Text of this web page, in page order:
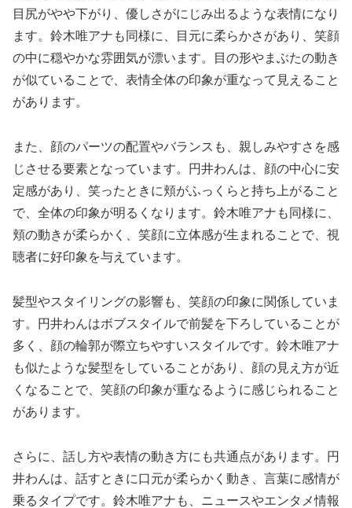
目尻がやや下がり、優しさがにじみ出るような表情になり
ます。鈴木唯アナも同様に、目元に柔らかさがあり、笑顔
の中に穏やかな雰囲気が漂います。目の形やまぶたの動き
が似ていることで、表情全体の印象が重なって見えること
があります。
また、顔のパーツの配置やバランスも、親しみやすさを感
じさせる要素となっています。円井わんは、顔の中心に安
定感があり、笑ったときに頬がふっくらと持ち上がること
で、全体の印象が明るくなります。鈴木唯アナも同様に、
頬の動きが柔らかく、笑顔に立体感が生まれることで、視
聴者に好印象を与えています。
髪型やスタイリングの影響も、笑顔の印象に関係していま
す。円井わんはボブスタイルで前髪を下ろしていることが
多く、顔の輪郭が際立ちやすいスタイルです。鈴木唯アナ
も似たような髪型をしていることがあり、顔の見え方が近
くなることで、笑顔の印象が重なるように感じられること
があります。
さらに、話し方や表情の動き方にも共通点があります。円
井わんは、話すときに口元が柔らかく動き、言葉に感情が
乗るタイプです。鈴木唯アナも、ニュースやエンタメ情報